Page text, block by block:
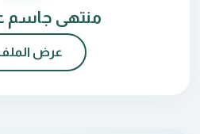
منتهى جاسم
عرض